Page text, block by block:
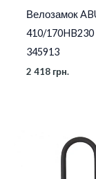
Велозамок
410/170HB230
345913
2 418 грн.